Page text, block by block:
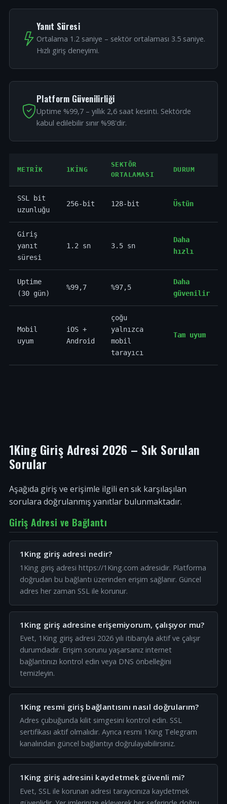
Yanıt Süresi
Ortalama 1.2 saniye – sektör ortalaması 3.5 saniye.
Hızlı giriş deneyimi.
Platform Güvenilirliği
Uptime %99,7 – yıllık 2,6 saat kesinti. Sektörde
kabul edilebilir sınır %98'dir.
METRIK 1KING
SEKTÖR
ORTALAMASI
DURUM
SSL bit
uzunluğu
256-bit 128-bit Üstün
Giriş
yanıt
süresi
1.2 sn 3.5 sn
Daha
hızlı
Uptime
(30 gün)
%99,7 %97,5
Daha
güvenilir
Mobil
uyum
iOS +
Android
çoğu
yalnızca
mobil
tarayıcı
Tam uyum
1King Giriş Adresi 2026 – Sık Sorulan
Sorular
Aşağıda giriş ve erişimle ilgili en sık karşılaşılan
sorulara doğrulanmış yanıtlar bulunmaktadır.
Giriş Adresi ve Bağlantı
1King giriş adresi nedir?
1King giriş adresi https://1King.com adresidir. Platforma
doğrudan bu bağlantı üzerinden erişim sağlanır. Güncel
adres her zaman SSL ile korunur.
1King giriş adresine erişemiyorum, çalışıyor mu?
Evet, 1King giriş adresi 2026 yılı itibarıyla aktif ve çalışır
durumdadır. Erişim sorunu yaşarsanız internet
bağlantınızı kontrol edin veya DNS önbelleğini
temizleyin.
1King resmi giriş bağlantısını nasıl doğrularım?
Adres çubuğunda kilit simgesini kontrol edin. SSL
sertifikası aktif olmalıdır. Ayrıca resmi 1King Telegram
kanalından güncel bağlantıyı doğrulayabilirsiniz.
1King giriş adresini kaydetmek güvenli mi?
Evet, SSL ile korunan adresi tarayıcınıza kaydetmek